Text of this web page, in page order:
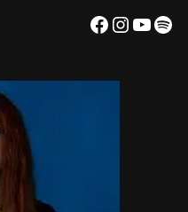
Facebook